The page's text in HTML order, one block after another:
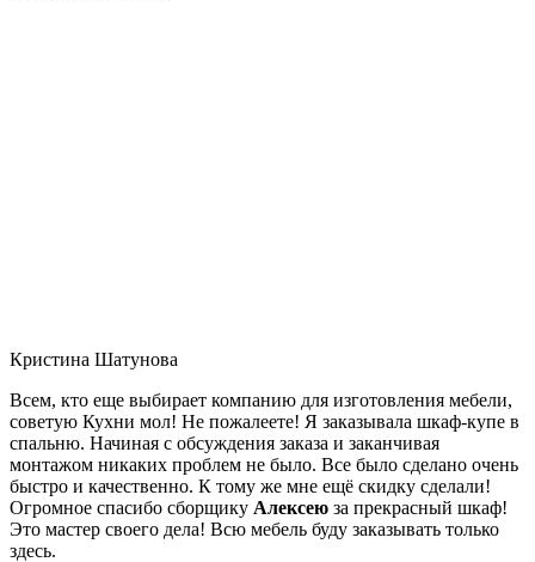
Кристина Шатунова
Всем, кто еще выбирает компанию для изготовления мебели,
советую Кухни мол! Не пожалеете! Я заказывала шкаф-купе в
спальню. Начиная с обсуждения заказа и заканчивая
монтажом никаких проблем не было. Все было сделано очень
быстро и качественно. К тому же мне ещё скидку сделали!
Огромное спасибо сборщику Алексею за прекрасный шкаф!
Это мастер своего дела! Всю мебель буду заказывать только
здесь.